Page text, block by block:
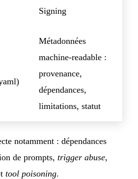
Signing
Métadonnées
machine-readable :
provenance,
dépendances,
limitations, statut
notamment : dépendances
de prompts, trigger abuse,
tool poisoning.